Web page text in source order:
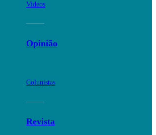
Videos
Opinião
Colunistas
Revista